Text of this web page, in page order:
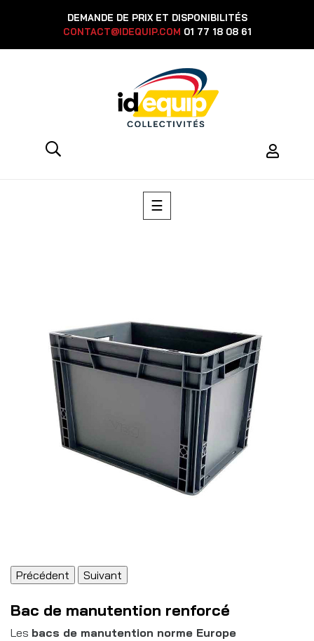
DEMANDE DE PRIX ET DISPONIBILITÉS
CONTACT@IDEQUIP.COM 01 77 18 08 61
Basculer
la
☰
Précédent Suivant
Bac de manutention renforcé
Les bacs de manutention norme Europe